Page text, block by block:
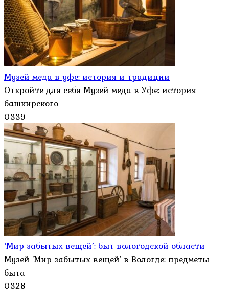
Музей меда в уфе: история и традиции
Откройте для себя Музей меда в Уфе: история
башкирского
0339
‘Мир забытых вещей’: быт вологодской области
Музей 'Мир забытых вещей' в Вологде: предметы
быта
0328